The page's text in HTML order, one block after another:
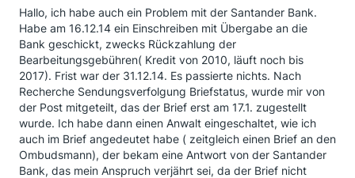
Hallo, ich habe auch ein Problem mit der Santander Bank.
Habe am 16.12.14 ein Einschreiben mit Übergabe an die
Bank geschickt, zwecks Rückzahlung der
Bearbeitungsgebühren( Kredit von 2010, läuft noch bis
2017). Frist war der 31.12.14. Es passierte nichts. Nach
Recherche Sendungsverfolgung Briefstatus, wurde mir von
der Post mitgeteilt, das der Brief erst am 17.1. zugestellt
wurde. Ich habe dann einen Anwalt eingeschaltet, wie ich
auch im Brief angedeutet habe ( zeitgleich einen Brief an den
Ombudsmann), der bekam eine Antwort von der Santander
Bank, das mein Anspruch verjährt sei, da der Brief nicht